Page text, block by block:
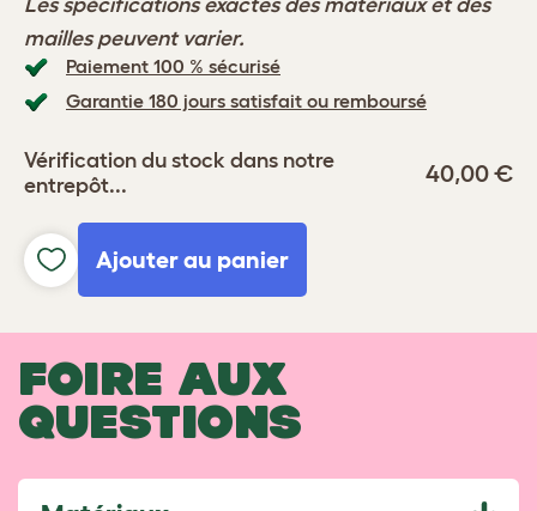
Paiement 100 % sécurisé
Garantie 180 jours satisfait ou remboursé
Vérification du stock dans notre
entrepôt...
40,00 €
Ajouter au panier
Les spécifications exactes des matériaux et des
mailles peuvent varier.
FOIRE AUX
QUESTIONS